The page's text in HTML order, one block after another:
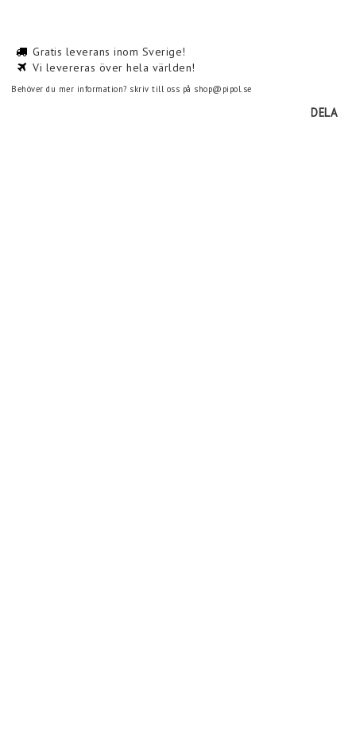
Gratis leverans inom Sverige!
Vi levereras över hela världen!
Behöver du mer information? skriv till oss på shop@pipol.se
DELA